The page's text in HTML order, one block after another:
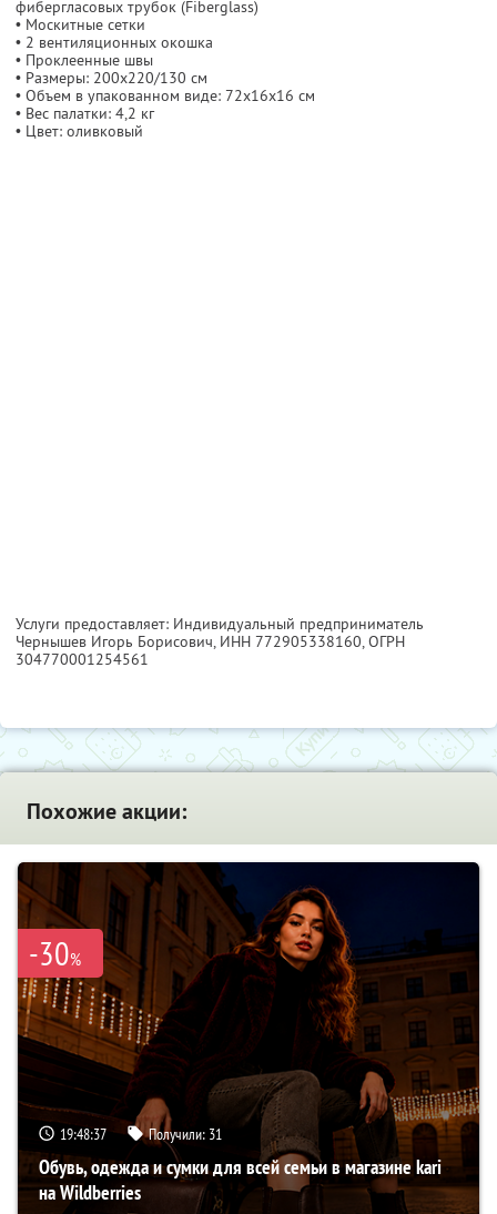
фибергласовых трубок (Fiberglass)
• Москитные сетки
• 2 вентиляционных окошка
• Проклеенные швы
• Размеры: 200х220/130 см
• Объем в упакованном виде: 72х16х16 см
• Вес палатки: 4,2 кг
• Цвет: оливковый
Услуги предоставляет: Индивидуальный предприниматель
Чернышев Игорь Борисович, ИНН 772905338160, ОГРН
304770001254561
Похожие акции:
-30%
19:48:36 Получили: 31
Обувь, одежда и сумки для всей семьи в магазине kari
на Wildberries